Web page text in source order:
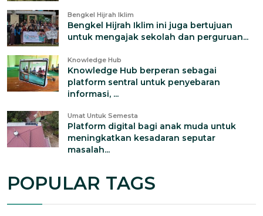
Bengkel Hijrah Iklim
Bengkel Hijrah Iklim ini juga bertujuan
untuk mengajak sekolah dan perguruan...
Knowledge Hub
Knowledge Hub berperan sebagai
platform sentral untuk penyebaran
informasi, ...
Umat Untuk Semesta
Platform digital bagi anak muda untuk
meningkatkan kesadaran seputar
masalah...
POPULAR TAGS